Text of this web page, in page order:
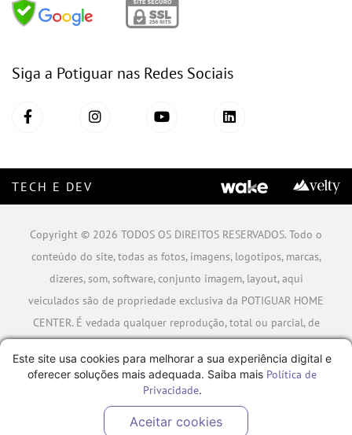
Siga a Potiguar nas Redes Sociais
TECH E DEV
Copyright © 2026 TODOS OS DIREITOS RESERVADOS. Todo o
conteúdo do site, todas as fotos, imagens, logotipos, marcas,
dizeres, som, software, conjunto imagem, layout, aqui
veiculados são de propriedade exclusiva da POTIGUAR HOME
CENTER. É vedada qualquer reprodução, total ou parcial, de
A violação de qualquer direito mencionado implicará na
responsabilização cível e criminal nos termos da Lei.
POTIGUAR MATERIAIS DE CONSTRUÇÃO SA - CNPJ:
06.778.591/0001-09 - Rua Caminho da Boiada Nº 354, São
Este site usa cookies para melhorar a sua experiência digital e
oferecer soluções mais adequada. Saiba mais Política de
Privacidade.
Aceitar cookies